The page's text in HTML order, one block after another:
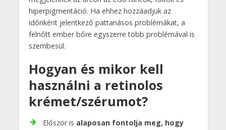
hiperpigmentáció. Ha ehhez hozzáadjuk az
időnként jelentkező pattanásos problémákat, a
felnőtt ember bőre egyszerre több problémával is
szembesül.
Hogyan és mikor kell
használni a retinolos
krémet/szérumot?
Először is alaposan fontolja meg, hogy